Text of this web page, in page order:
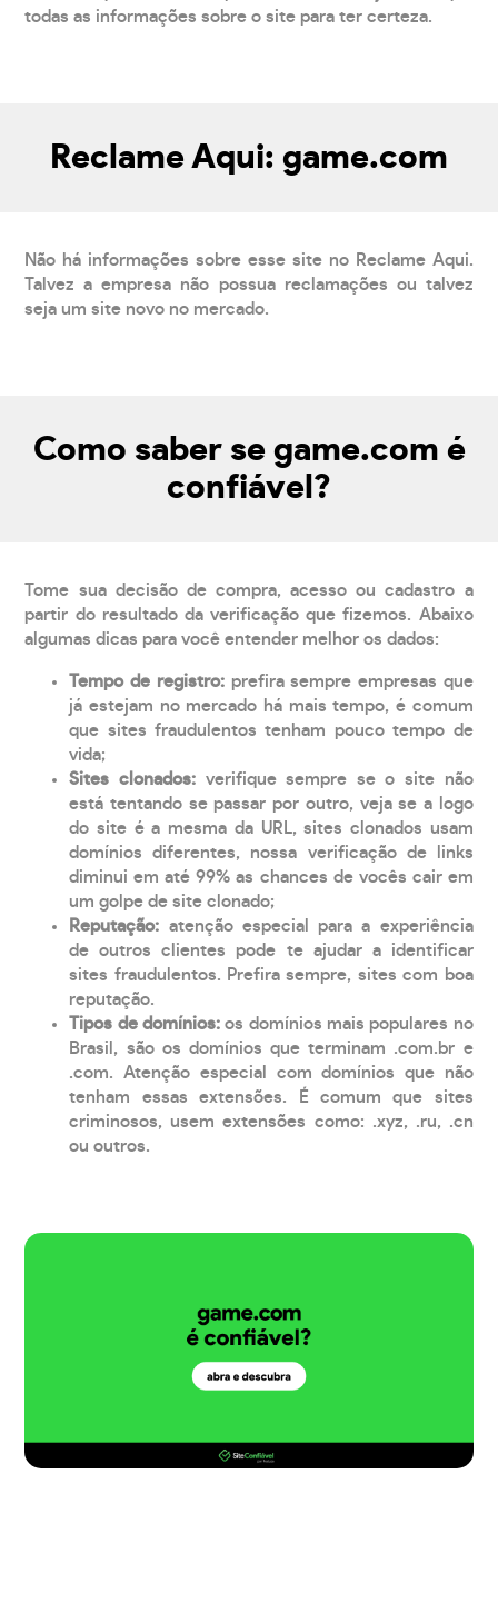
todas as informações sobre o site para ter certeza.
Reclame Aqui: game.com
Não há informações sobre esse site no Reclame Aqui.
Talvez a empresa não possua reclamações ou talvez
seja um site novo no mercado.
Como saber se game.com é
confiável?
Tome sua decisão de compra, acesso ou cadastro a
partir do resultado da verificação que fizemos. Abaixo
algumas dicas para você entender melhor os dados:
Tempo de registro: prefira sempre empresas que
já estejam no mercado há mais tempo, é comum
que sites fraudulentos tenham pouco tempo de
vida;
Sites clonados: verifique sempre se o site não
está tentando se passar por outro, veja se a logo
do site é a mesma da URL, sites clonados usam
domínios diferentes, nossa verificação de links
diminui em até 99% as chances de vocês cair em
um golpe de site clonado;
Reputação: atenção especial para a experiência
de outros clientes pode te ajudar a identificar
sites fraudulentos. Prefira sempre, sites com boa
reputação.
Tipos de domínios:os domínios mais populares no
Brasil, são os domínios que terminam .com.br e
.com. Atenção especial com domínios que não
tenham essas extensões. É comum que sites
criminosos, usem extensões como: .xyz, .ru, .cn
ou outros.